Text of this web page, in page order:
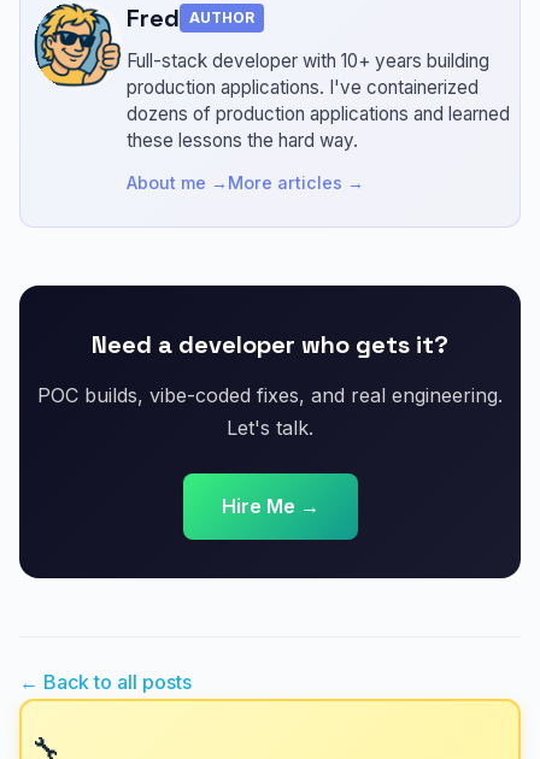
Fred AUTHOR
Full-stack developer with 10+ years building
production applications. I've containerized
dozens of production applications and learned
these lessons the hard way.
About me → More articles →
Need a developer who gets it?
POC builds, vibe-coded fixes, and real engineering.
Let's talk.
Hire Me →
← Back to all posts
🔧